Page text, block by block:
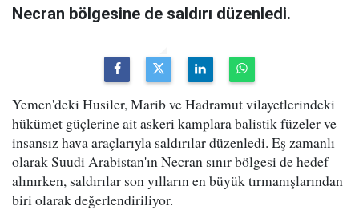
Necran bölgesine de saldırı düzenledi.
Yemen'deki Husiler, Marib ve Hadramut vilayetlerindeki
hükümet güçlerine ait askeri kamplara balistik füzeler ve
insansız hava araçlarıyla saldırılar düzenledi. Eş zamanlı
olarak Suudi Arabistan'ın Necran sınır bölgesi de hedef
alınırken, saldırılar son yılların en büyük tırmanışlarından
biri olarak değerlendiriliyor.